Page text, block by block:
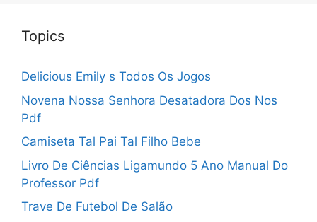
Topics
Delicious Emily s Todos Os Jogos
Novena Nossa Senhora Desatadora Dos Nos
Pdf
Camiseta Tal Pai Tal Filho Bebe
Livro De Ciências Ligamundo 5 Ano Manual Do
Professor Pdf
Trave De Futebol De Salão